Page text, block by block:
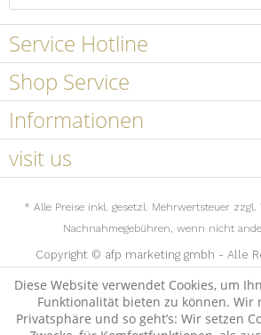
Service Hotline
Shop Service
Informationen
visit us
* Alle Preise inkl. gesetzl. Mehrwertsteuer zzgl.
Nachnahmegebühren, wenn nicht
Copyright © afp marketing gmbh - Alle
Diese Website verwendet Cookies, um
Funktionalität bieten zu können. Wir
Privatsphäre und so geht’s: Wir setzen